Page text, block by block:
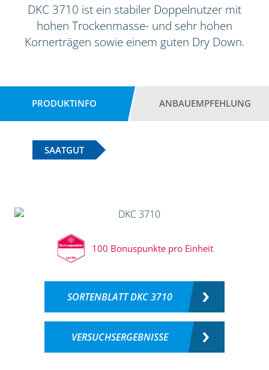
DKC 3710 ist ein stabiler Doppelnutzer mit
hohen Trockenmasse- und sehr hohen
Kornerträgen sowie einem guten Dry Down.
PRODUKTINFO ANBAUEMPFEHLUNG
SAATGUT
100 Bonuspunkte pro Einheit
SORTENBLATT DKC 3710
VERSUCHSERGEBNISSE